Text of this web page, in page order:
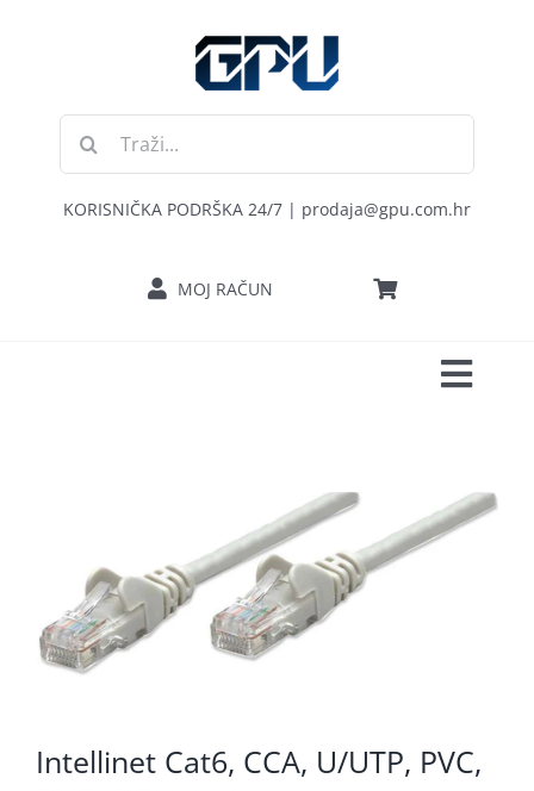
Traži...
KORISNIČKA PODRŠKA 24/7 | prodaja@gpu.com.hr
MOJ RAČUN
PERIFERIJA
KABELI I KONEKTORI
PRINTERI
Intellinet Cat6, CCA, U/UTP, PVC,